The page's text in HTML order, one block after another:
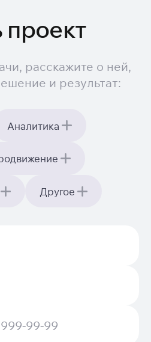
проект
расскажите о ней,
и результат:
Аналитика
Другое